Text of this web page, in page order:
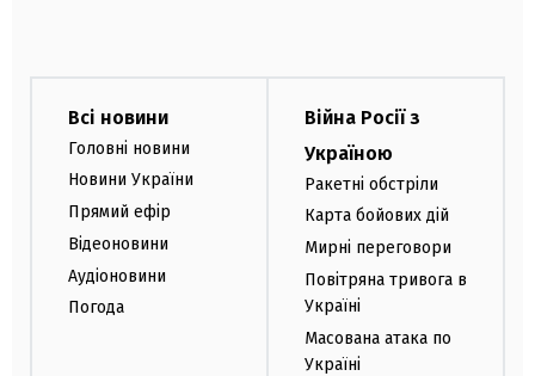
Всі новини
Головні новини
Новини України
Прямий ефір
Відеоновини
Аудіоновини
Погода
Війна Росії з
Україною
Ракетні обстріли
Карта бойових дій
Мирні переговори
Повітряна тривога в
Україні
Масована атака по
Україні